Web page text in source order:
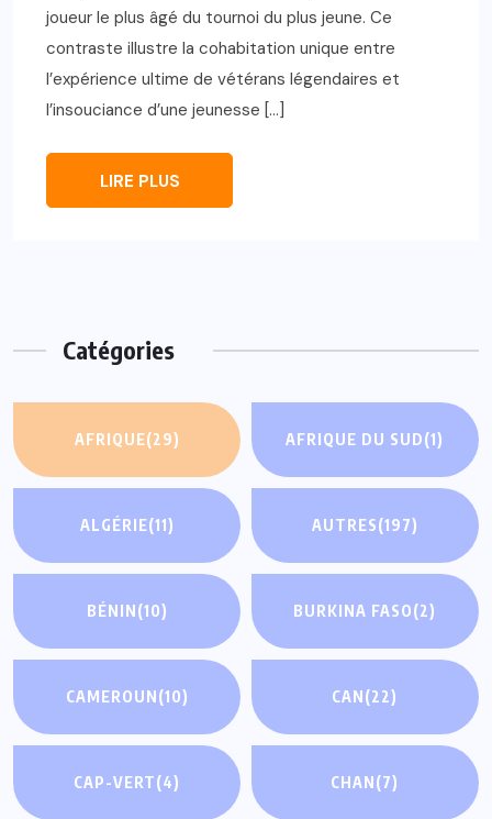
joueur le plus âgé du tournoi du plus jeune. Ce
contraste illustre la cohabitation unique entre
l’expérience ultime de vétérans légendaires et
l’insouciance d’une jeunesse […]
LIRE PLUS
Catégories
AFRIQUE(29) AFRIQUE DU SUD(1)
ALGÉRIE(11) AUTRES(197)
BÉNIN(10) BURKINA FASO(2)
CAMEROUN(10) CAN(22)
CAP-VERT(4) CHAN(7)